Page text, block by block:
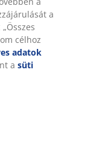
böngészési
Meta és TikTok)
megjelenítése
részben
kattintva
gombra kattintva
többet a